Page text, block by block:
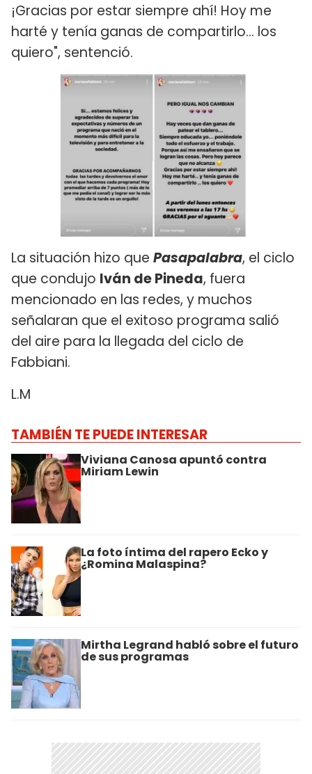
¡Gracias por estar siempre ahí! Hoy me
harté y tenía ganas de compartirlo... los
quiero", sentenció.
La situación hizo que Pasapalabra, el ciclo
que condujo Iván de Pineda, fuera
mencionado en las redes, y muchos
señalaran que el exitoso programa salió
del aire para la llegada del ciclo de
Fabbiani.
L.M
TAMBIÉN TE PUEDE INTERESAR
Viviana Canosa apuntó contra
Miriam Lewin
La foto íntima del rapero Ecko y
¿Romina Malaspina?
Mirtha Legrand habló sobre el futuro
de sus programas